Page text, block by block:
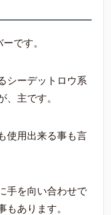
です。
シーデットロウ系
、主です。
使用出来る事も言
手を向い合わせで
もあります。